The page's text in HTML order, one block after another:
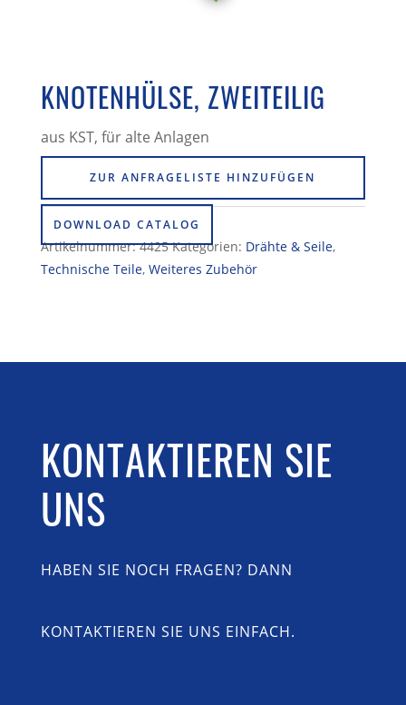
KNOTENHÜLSE, ZWEITEILIG
aus KST, für alte Anlagen
ZUR ANFRAGELISTE HINZUFÜGEN
DOWNLOAD CATALOG
Artikelnummer:4425 Kategorien: Drähte & Seile,
Technische Teile, Weiteres Zubehör
KONTAKTIEREN SIE
UNS
HABEN SIE NOCH FRAGEN? DANN
KONTAKTIEREN SIE UNS EINFACH.